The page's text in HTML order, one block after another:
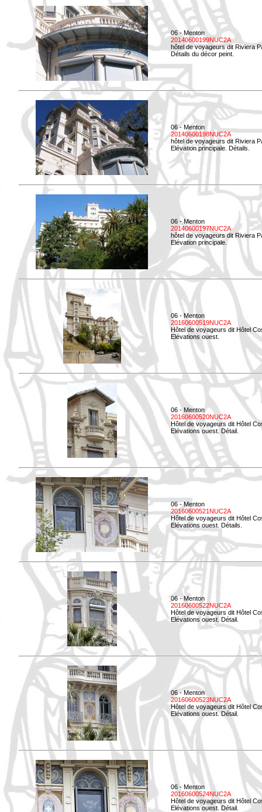
06 - Menton
20140600199NUC2A
hôtel de voyageurs dit Riviera
Détails du décor peint.
06 - Menton
20140600198NUC2A
hôtel de voyageurs dit Riviera
Elévation principale. Détails.
06 - Menton
20140600197NUC2A
hôtel de voyageurs dit Riviera
Elévation principale.
06 - Menton
20160600519NUC2A
Hôtel de voyageurs dit Hôtel
Elévations ouest.
06 - Menton
20160600520NUC2A
Hôtel de voyageurs dit Hôtel
Elévations ouest. Détail.
06 - Menton
20160600521NUC2A
Hôtel de voyageurs dit Hôtel
Elévations ouest. Détails.
06 - Menton
20160600522NUC2A
Hôtel de voyageurs dit Hôtel
Elévations ouest. Détail.
06 - Menton
20160600523NUC2A
Hôtel de voyageurs dit Hôtel
Elévations ouest. Détail.
06 - Menton
20160600524NUC2A
Hôtel de voyageurs dit Hôtel
Elévations ouest. Détail.